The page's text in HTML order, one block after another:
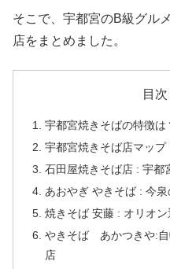
そこで、宇都宮のB級グル
店をまとめました。
目次
宇都宮焼きそばの特徴は
宇都宮焼きそば店マップ
石田屋焼きそば店 : 宇都
あおやぎ やきそば : 今
焼きそば 安藤 : オリオ
やきそば あかつきや:自
店